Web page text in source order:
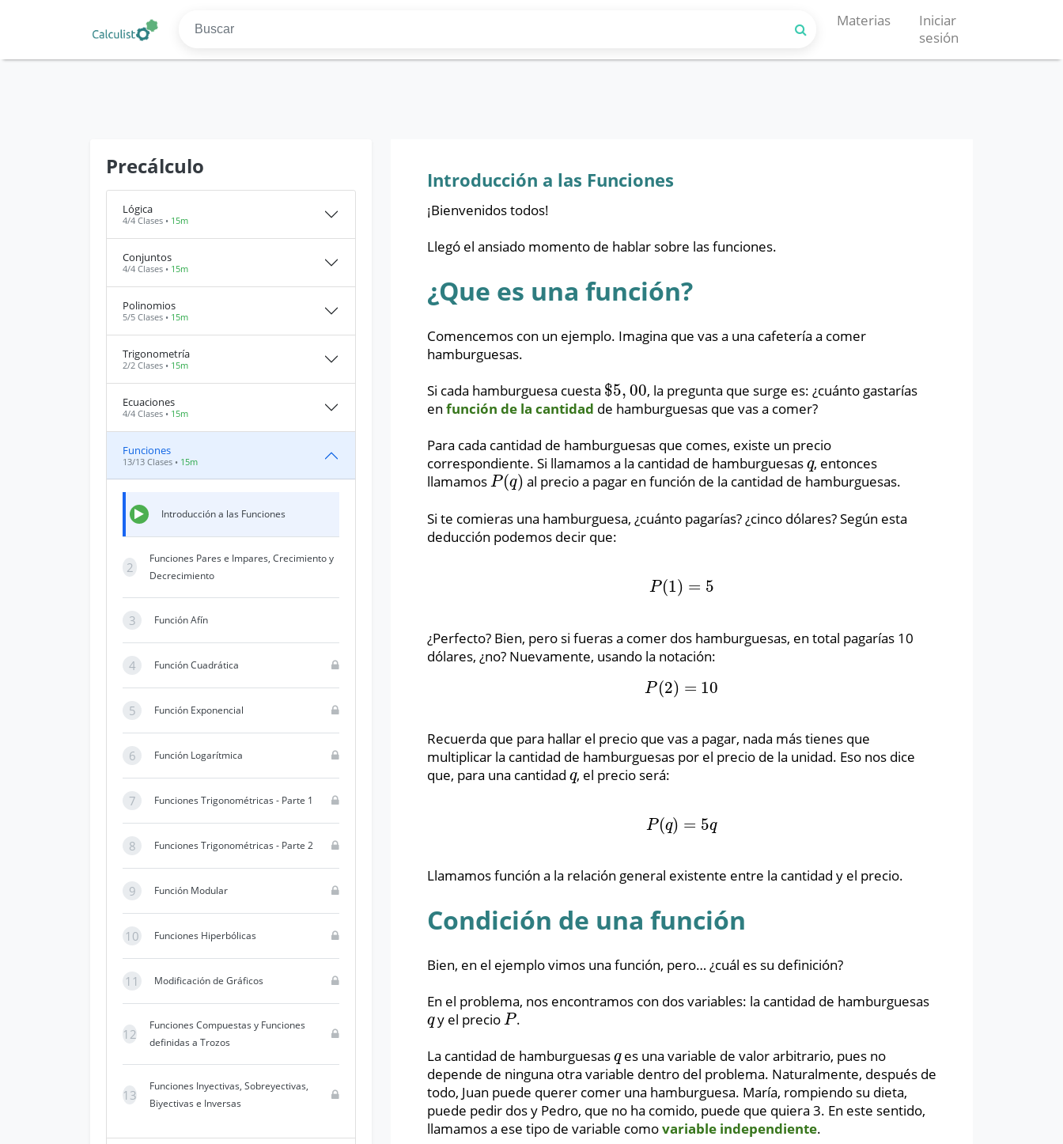
Materias
Iniciar
sesión
Precálculo
Lógica
4/4 Clases • 15m
Conjuntos
4/4 Clases • 15m
Polinomios
5/5 Clases • 15m
Trigonometría
2/2 Clases • 15m
Ecuaciones
4/4 Clases • 15m
Funciones
13/13 Clases • 15m
Introducción a las Funciones
2
Funciones Pares e Impares, Crecimiento y
Decrecimiento
3 Función Afín
4 Función Cuadrática
5 Función Exponencial
6 Función Logarítmica
7 Funciones Trigonométricas - Parte 1
8 Funciones Trigonométricas - Parte 2
9 Función Modular
10 Funciones Hiperbólicas
11 Modificación de Gráficos
12
Funciones Compuestas y Funciones
definidas a Trozos
13
Funciones Inyectivas, Sobreyectivas,
Biyectivas e Inversas
Introducción a las Funciones
¡Bienvenidos todos!
Llegó el ansiado momento de hablar sobre las funciones.
¿Que es una función?
Comencemos con un ejemplo. Imagina que vas a una cafetería a comer
hamburguesas.
Si cada hamburguesa cuesta $5, 00
$5,00 , la pregunta que surge es: ¿cuánto gastarías
en función de la cantidad de hamburguesas que vas a comer?
Para cada cantidad de hamburguesas que comes, existe un precio
correspondiente. Si llamamos a la cantidad de hamburguesas q
q, entonces
llamamos P (q)
P(q) al precio a pagar en función de la cantidad de hamburguesas.
Si te comieras una hamburguesa, ¿cuánto pagarías? ¿cinco dólares? Según esta
deducción podemos decir que:
P (1) = 5
P(1) =5
¿Perfecto? Bien, pero si fueras a comer dos hamburguesas, en total pagarías 10
dólares, ¿no? Nuevamente, usando la notación:
P (2) = 10
P(2) =10
Recuerda que para hallar el precio que vas a pagar, nada más tienes que
multiplicar la cantidad de hamburguesas por el precio de la unidad. Eso nos dice
que, para una cantidad q
q, el precio será:
P (q) = 5q
P(q =5 q
Llamamos función a la relación general existente entre la cantidad y el precio.
Condición de una función
Bien, en el ejemplo vimos una función, pero… ¿cuál es su definición?
En el problema, nos encontramos con dos variables: la cantidad de hamburguesas
q
qy el precioP
P .
La cantidad de hamburguesas q
qes una variable de valor arbitrario, pues no
depende de ninguna otra variable dentro del problema. Naturalmente, después de
todo, Juan puede querer comer una hamburguesa. María, rompiendo su dieta,
puede pedir dos y Pedro, que no ha comido, puede que quiera 3. En este sentido,
llamamos a ese tipo de variable comovariable independiente.